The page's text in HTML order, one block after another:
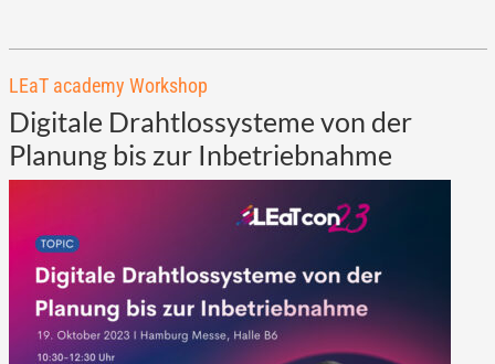
LEaT academy Workshop
Digitale Drahtlossysteme von der
Planung bis zur Inbetriebnahme